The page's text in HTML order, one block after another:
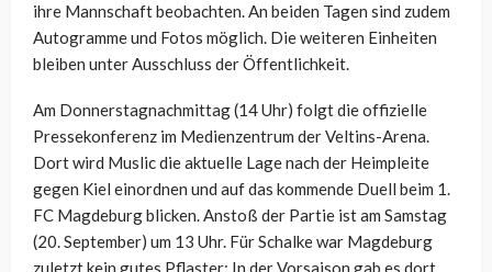
ihre Mannschaft beobachten. An beiden Tagen sind zudem
Autogramme und Fotos möglich. Die weiteren Einheiten
bleiben unter Ausschluss der Öffentlichkeit.
Am Donnerstagnachmittag (14 Uhr) folgt die offizielle
Pressekonferenz im Medienzentrum der Veltins-Arena.
Dort wird Muslic die aktuelle Lage nach der Heimpleite
gegen Kiel einordnen und auf das kommende Duell beim 1.
FC Magdeburg blicken. Anstoß der Partie ist am Samstag
(20. September) um 13 Uhr. Für Schalke war Magdeburg
zuletzt kein gutes Pflaster: In der Vorsaison gab es dort